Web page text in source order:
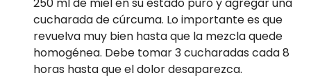
cucharada de cúrcuma. Lo importante es que
revuelva muy bien hasta que la mezcla quede
homogénea. Debe tomar 3 cucharadas cada 8
horas hasta que el dolor desaparezca.